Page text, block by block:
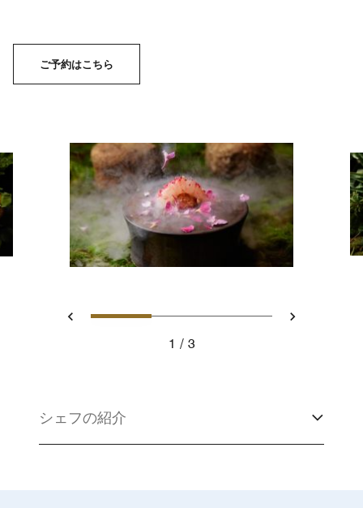
ご予約はこちら
戻るスライド 1 - Chef's Tabe
スライド 2 - Chefs
スライド 3 -
次へ
1
3
シェフの紹介